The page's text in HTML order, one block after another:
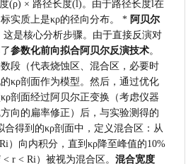
(ρ) × 路径长度(l)。由于路径长度l在
实质上是κρ的径向分布。 * 阿贝尔
这是核心分析步骤。由于直接反演对
参数化前向拟合阿贝尔反演技术。
段（代表烧蚀区、混合区，必要时
κρ剖面作为模型。然后，通过优化
剖面经过阿贝尔正变换（考虑仪器
向的扁率修正）后，与实验测得的
合得到的κρ剖面中，定义混合区：从
）向内积分，直到κρ降至峰值的10%
r < Ri）被视为混合区。混合宽度